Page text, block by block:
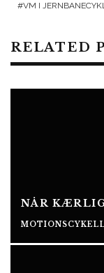
VM I
RELATED
NÅR